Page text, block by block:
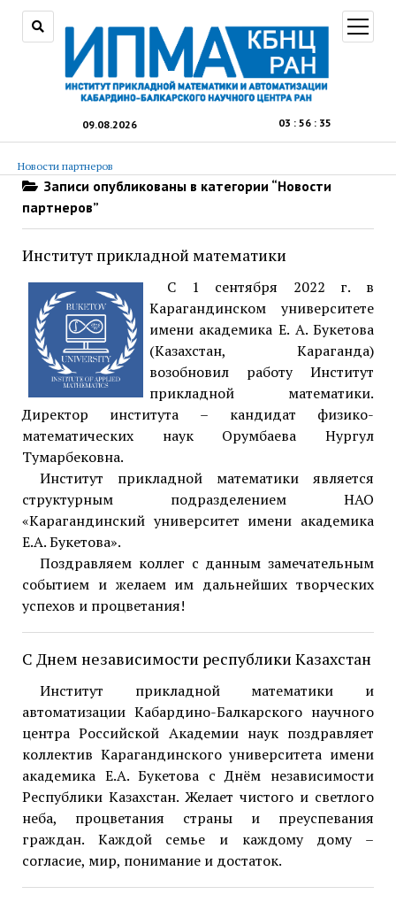
09.08.2026 03 : 56 : 35
меню
Новости партнеров
Записи опубликованы в категории “Новости
партнеров”
Институт прикладной математики
С 1 сентября 2022 г. в
Карагандинском университете
имени академика Е. А. Букетова
(Казахстан, Караганда)
возобновил работу Институт
прикладной математики.
Директор института – кандидат физико-
математических наук Орумбаева Нургул
Тумарбековна.
Институт прикладной математики является
структурным подразделением НАО
«Карагандинский университет имени академика
Е.А. Букетова».
Поздравляем коллег с данным замечательным
событием и желаем им дальнейших творческих
успехов и процветания!
C Днем независимости республики Казахстан
Институт прикладной математики и
автоматизации Кабардино-Балкарского научного
центра Российской Академии наук поздравляет
коллектив Карагандинского университета имени
академика Е.А. Букетова с Днём независимости
Республики Казахстан. Желает чистого и светлого
неба, процветания страны и преуспевания
граждан. Каждой семье и каждому дому –
согласие, мир, понимание и достаток.